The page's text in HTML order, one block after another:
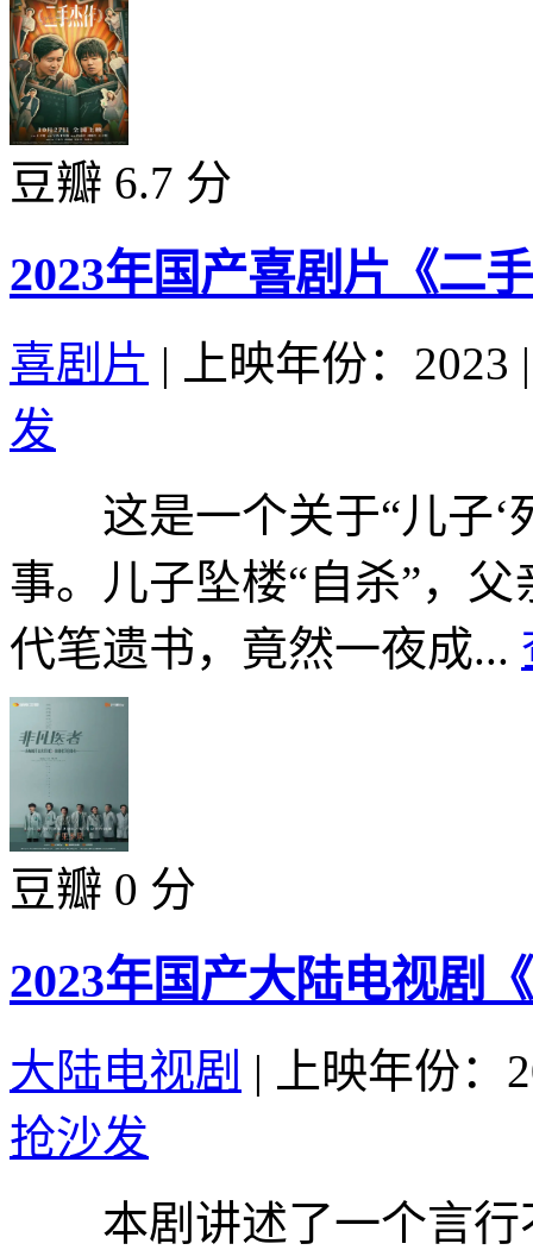
豆瓣 6.7 分
2023年国产喜剧片《二
喜剧片 | 上映年份：2023 |
发
这是一个关于“儿子‘死
事。儿子坠楼“自杀”，
代笔遗书，竟然一夜成...
豆瓣 0 分
2023年国产大陆电视剧
大陆电视剧 |
上映年份：
抢沙发
本剧讲述了一个言行